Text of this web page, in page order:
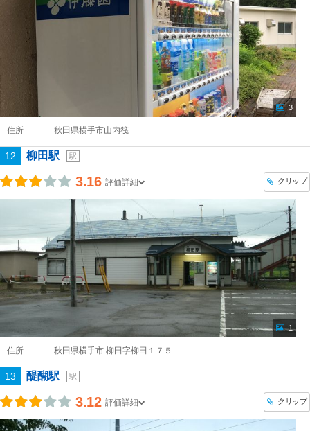
3
住所 秋田県横手市山内筏
12 柳田駅 駅
3.16 評価詳細 クリップ
1
住所 秋田県横手市 柳田字柳田１７５
13 醍醐駅 駅
3.12 評価詳細 クリップ